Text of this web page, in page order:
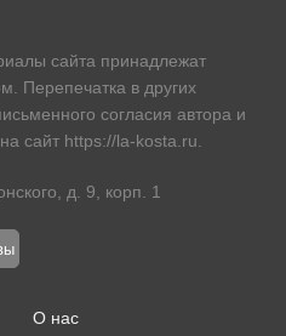
сайта принадлежат
Перепечатка в других
согласия автора и
сайт https://la-kosta.ru
д. 9, корп. 1
О нас